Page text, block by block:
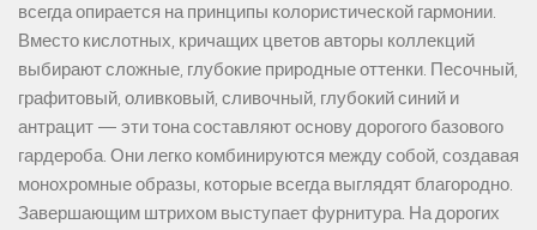
всегда опирается на принципы колористической гармонии.
Вместо кислотных, кричащих цветов авторы коллекций
выбирают сложные, глубокие природные оттенки. Песочный,
графитовый, оливковый, сливочный, глубокий синий и
антрацит — эти тона составляют основу дорогого базового
гардероба. Они легко комбинируются между собой, создавая
монохромные образы, которые всегда выглядят благородно.
Завершающим штрихом выступает фурнитура. На дорогих